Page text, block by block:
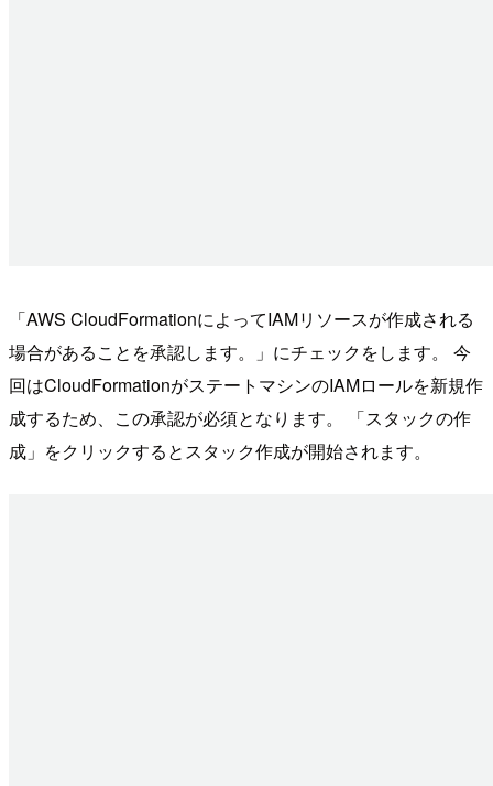
「AWS CloudFormationによってIAMリソースが作成される
場合があることを承認します。」にチェックをします。 今
回はCloudFormationがステートマシンのIAMロールを新規作
成するため、この承認が必須となります。 「スタックの作
成」をクリックするとスタック作成が開始されます。